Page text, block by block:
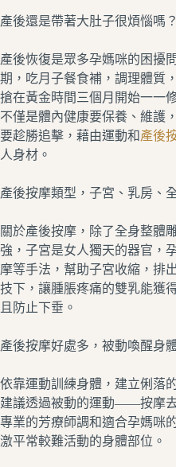
產後還是帶著大肚子很煩惱嗎
產後恢復是眾多孕媽咪的困擾
期，吃月子餐食補，調理體質
搶在黃金時間三個月開始一一
不僅是體內健康要保養、維護
要趁勝追擊，藉由運動和產後
人身材。
產後按摩類型，子宮、乳房、
關於產後按摩，除了全身整體
強，子宮是女人獨天的器官，
摩等手法，幫助子宮收縮，排
技下，讓腫脹疼痛的雙乳能獲
且防止下垂。
產後按摩好處多，被動喚醒身
依靠運動訓練身體，建立俐落
建議透過被動的運動——按摩
專業的芳療師調和適合孕媽咪
激平常較難活動的身體部位。